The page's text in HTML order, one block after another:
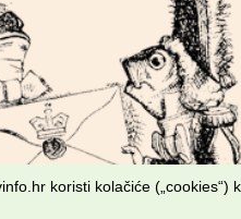
koristi kolačiće